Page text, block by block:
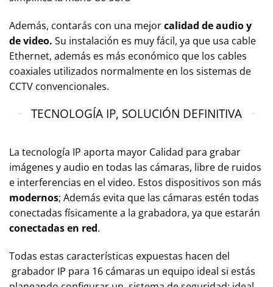
Además, contarás con una mejorcalidad de audio y
de video. Su instalación es muy fácil, ya que usa cable
Ethernet, además es más económico que los cables
coaxiales utilizados normalmente en los sistemas de
CCTV convencionales.
TECNOLOGÍA IP, SOLUCIÓN DEFINITIVA
La tecnología IP aporta mayor Calidad para grabar
imágenes y audio en todas las cámaras, libre de ruidos
e interferencias en el video. Estos dispositivos son más
modernos; Además evita que las cámaras estén todas
conectadas físicamente a la grabadora, ya que estarán
conectadas en red.
Todas estas características expuestas hacen del
grabador IP para 16 cámaras un equipo ideal si estás